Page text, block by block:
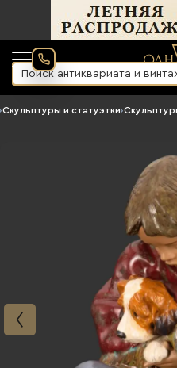
›Скульптуры и статуэтки›